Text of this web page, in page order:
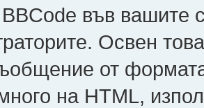
BBCode във
Освен
от
на HTML,